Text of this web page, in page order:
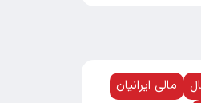
مالی ایرانیان